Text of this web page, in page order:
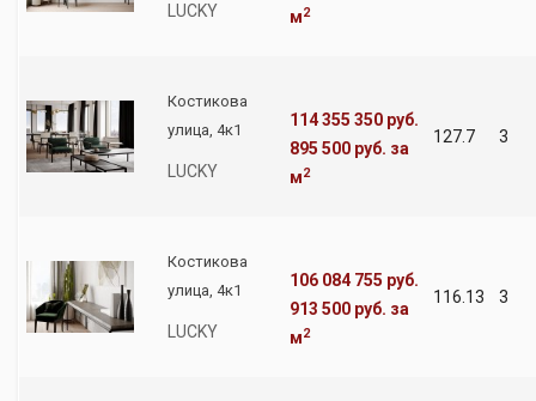
LUCKY
м2
Костикова
улица, 4к1
LUCKY
114 355 350 руб.
895 500 руб. за
м2
127.7 3
Костикова
улица, 4к1
LUCKY
106 084 755 руб.
913 500 руб. за
м2
116.13 3